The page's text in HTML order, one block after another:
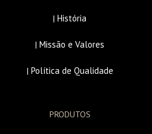
| História
| Missão e Valores
| Política de Qualidade
PRODUTOS